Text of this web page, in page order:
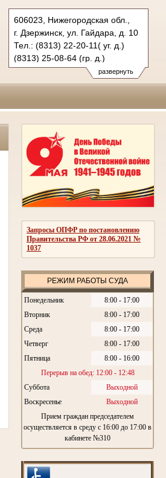
развернуть
606023, Нижегородская обл.,
г. Дзержинск, ул. Гайдара, д. 10
Тел.: (8313) 22-20-11( уг. д.)
(8313) 25-08-64 (гр. д.)
dzerginsky.nnov@sudrf.ru
Запросы ОПФР по постановлению
Правительства РФ от 28.06.2021 №
1037
РЕЖИМ РАБОТЫ СУДА
Понедельник
8:00 - 17:00
Вторник
8:00 - 17:00
Среда
8:00 - 17:00
Четверг
8:00 - 17:00
Пятница
8:00 - 16:00
Перерыв на обед: 12:00 - 12:48
Суббота
Выходной
Воскресенье
Выходной
Прием граждан председателем
осуществляется в среду с 16:00 до 17:00 в
кабинете №310